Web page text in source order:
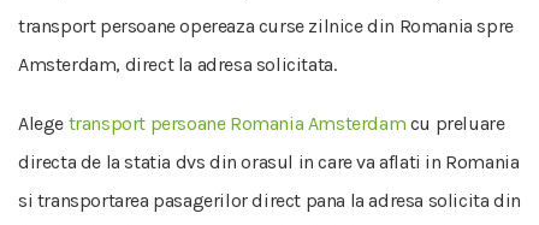
transport persoane opereaza curse zilnice din Romania spre
Amsterdam, direct la adresa solicitata.
Alege transport persoane Romania Amsterdam cu preluare
directa de la statia dvs din orasul in care va aflati in Romania
si transportarea pasagerilor direct pana la adresa solicita din